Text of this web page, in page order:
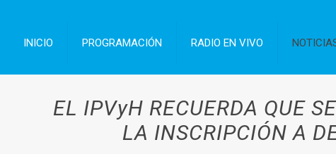
INICIO PROGRAMACIÓN RADIO EN VIVO
EL IPVyH RECUERDA QUE
LA INSCRIPCIÓN A